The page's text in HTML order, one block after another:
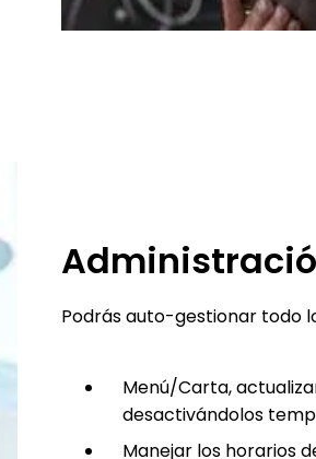
Podrás auto-gestionar todo
Menú/Carta,
desactivándolos
Manejar los horarios